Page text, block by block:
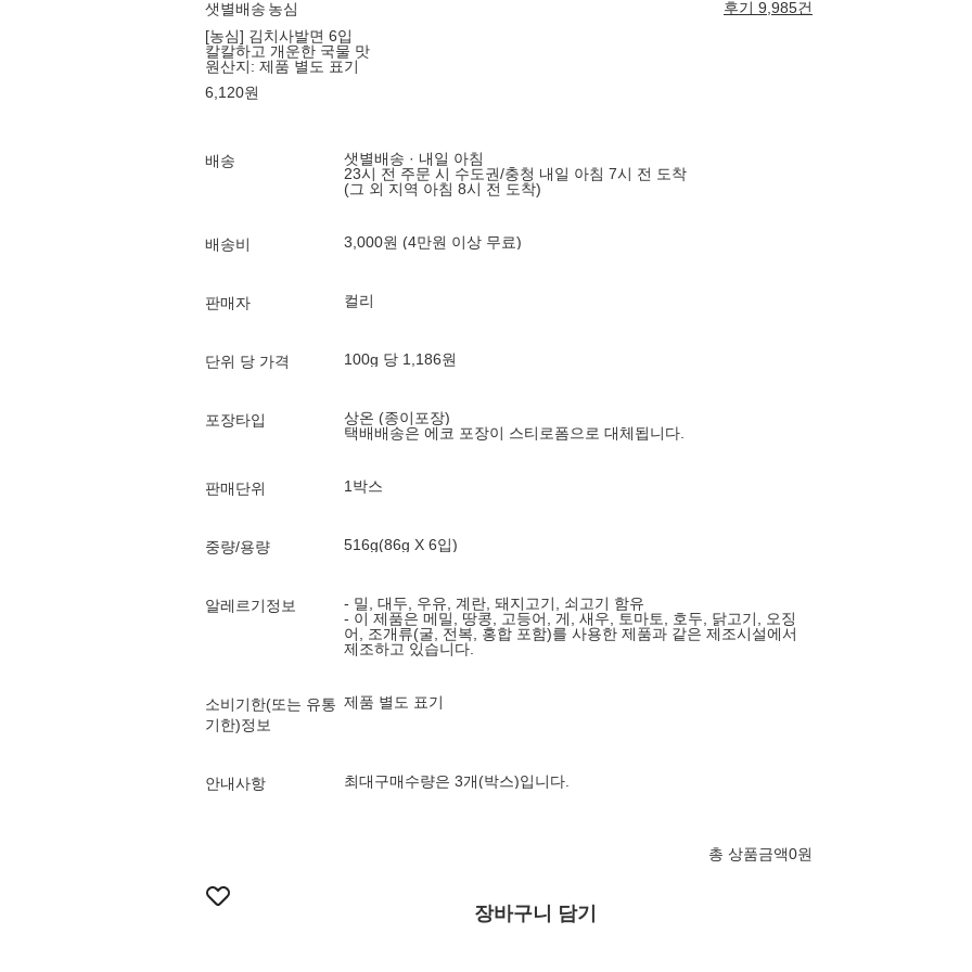
샛별배송 농심
후기 9,985건
[농심] 김치사발면 6입
칼칼하고 개운한 국물 맛
원산지: 제품 별도 표기
6,120원
배송
샛별배송 · 내일 아침
23시 전 주문 시 수도권/충청 내일 아침 7시 전 도착
(그 외 지역 아침 8시 전 도착)
배송비 3,000원 (4만원 이상 무료)
판매자 컬리
단위 당 가격 100g 당 1,186원
포장타입
상온 (종이포장)
택배배송은 에코 포장이 스티로폼으로 대체됩니다.
판매단위 1박스
중량/용량 516g(86g X 6입)
알레르기정보
- 밀, 대두, 우유, 계란, 돼지고기, 쇠고기 함유
- 이 제품은 메밀, 땅콩, 고등어, 게, 새우, 토마토, 호두, 닭고기, 오징
어, 조개류(굴, 전복, 홍합 포함)를 사용한 제품과 같은 제조시설에서
소비기한(또는 유통
기한)정보
제품 별도 표기
안내사항 최대구매수량은 3개(박스)입니다.
총 상품금액0원
장바구니 담기